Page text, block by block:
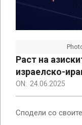
Раст на
израелско-
ON: 24.06.2025
Сподели со своите